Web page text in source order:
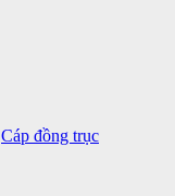
Cáp đồng trục